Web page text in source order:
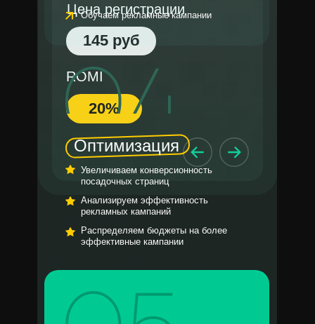
145 руб
Цена регистрации
20%
ROMI
Увеличиваем конверсионность
посадочных страниц
Анализируем эффективность
рекламных кампаний
Распределяем бюджеты на более
эффективные кампании
Оптимизация
Обучаем рекламные кампании